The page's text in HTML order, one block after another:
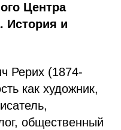
Центра
История и
Рерих (1874-
как художник,
общественный